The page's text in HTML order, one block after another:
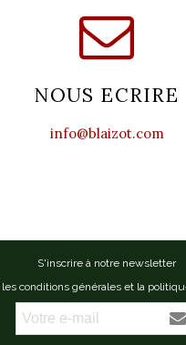
NOUS ECRIRE
info@blaizot.com
S'inscrire à notre newsletter
les conditions générales et la